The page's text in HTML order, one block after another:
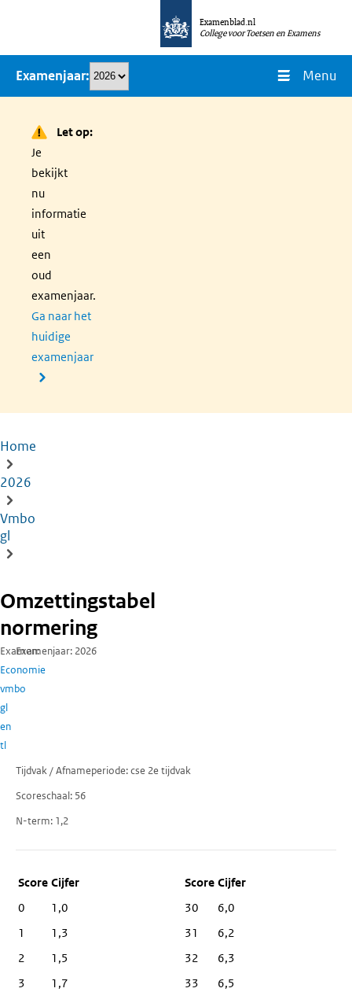
naar
inhoud
Examenblad.nl
College voor Toetsen en Examens
Examenjaar Menu
Let op:
Je
bekijkt
nu
informatie
uit
een
oud
examenjaar.
Ga naar het
huidige
examenjaar
Kruimelpad
Home
2026
Vmbo
gl
Omzettingstabel
normering
Examen
Economie
vmbo
gl
en
tl
Examenjaar 2026
Tijdvak / Afnameperiode cse 2e tijdvak
Scoreschaal 56
N-term 1,2
Score Cijfer
0
1,0
1
1,3
2
1,5
3
1,7
30
6,0
31
6,2
32
6,3
33
6,5